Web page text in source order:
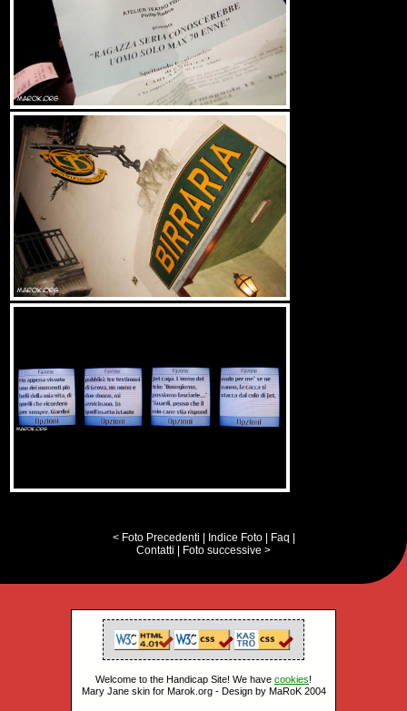
< Foto Precedenti Indice Foto| Faq
Contatti
Foto successive >
Welcome to the Handicap Site! We have cookies!
Mary Jane skin for Marok.org - Design by MaRoK 2004